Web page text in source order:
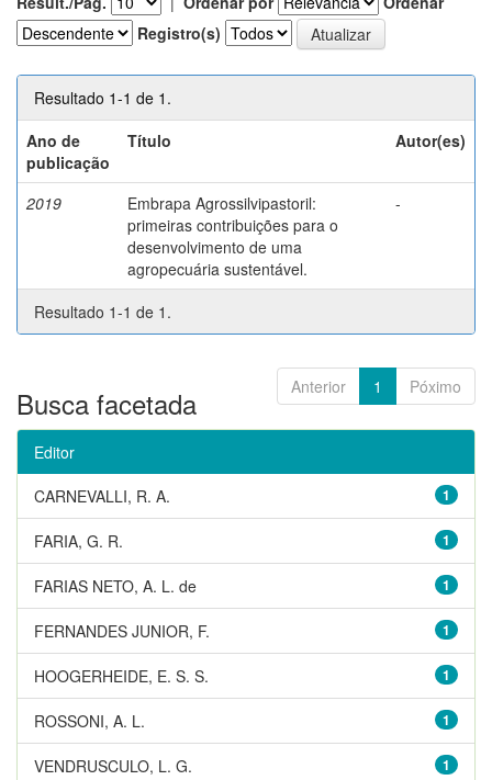
Registro(s)
Resultado 1-1 de 1.
Ano de
publicação
Título Autor(es)
2019
Embrapa Agrossilvipastoril:
primeiras contribuições para o
desenvolvimento de uma
agropecuária sustentável.
-
Resultado 1-1 de 1.
Anterior 1 Póximo
Busca facetada
Editor
1
CARNEVALLI, R. A.
1
FARIA, G. R.
1
FARIAS NETO, A. L. de
1
FERNANDES JUNIOR, F.
1
HOOGERHEIDE, E. S. S.
1
ROSSONI, A. L.
1
VENDRUSCULO, L. G.